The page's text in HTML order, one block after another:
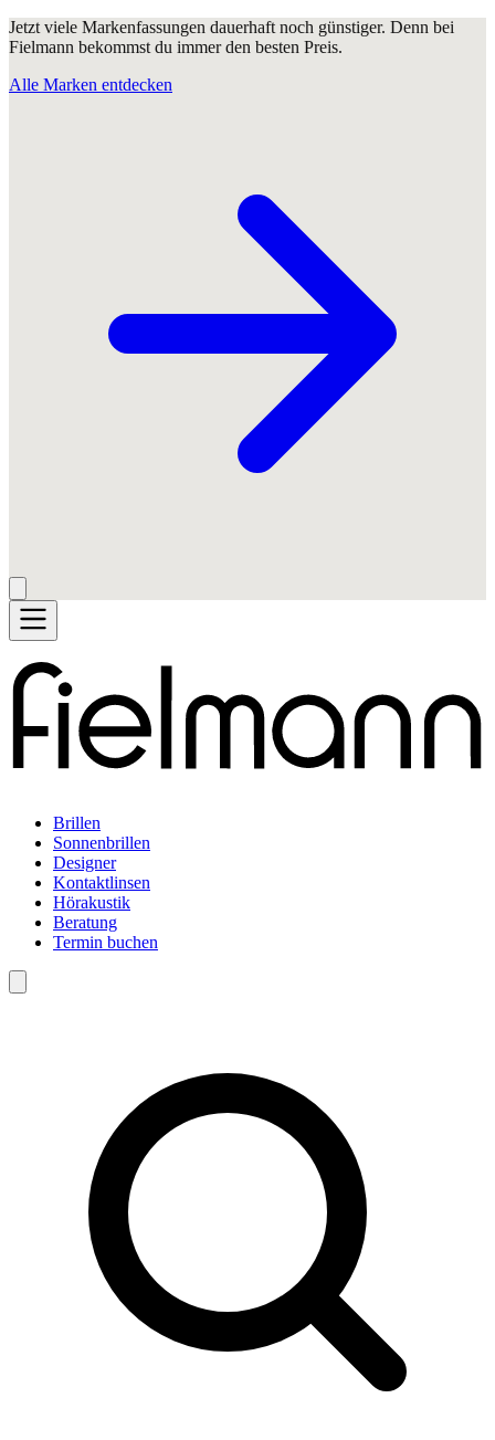
Jetzt viele Markenfassungen dauerhaft noch günstiger. Denn bei
Fielmann bekommst du immer den besten Preis.
Alle Marken entdecken
Brillen
Sonnenbrillen
Designer
Kontaktlinsen
Hörakustik
Beratung
Termin buchen